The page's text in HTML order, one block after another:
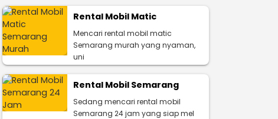
Rental Mobil Matic
Mencari rental mobil matic
Semarang murah yang nyaman,
uni
Rental Mobil Semarang
Sedang mencari rental mobil
Semarang 24 jam yang siap mel